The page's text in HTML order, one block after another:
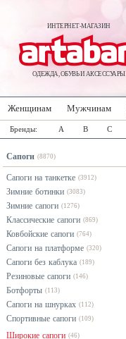
ИНТЕРНЕТ-МАГАЗИН
ОДЕЖДА, ОБУВЬ И АКСЕССУАРЫ
Женщинам Мужчинам
Бренды: A B C
Сапоги (8870)
Сапоги на танкетке (3912)
Зимние ботинки (3083)
Зимние сапоги (1276)
Классические сапоги (869)
Ковбойские сапоги (764)
Сапоги на платформе (320)
Сапоги без каблука (189)
Резиновые сапоги (146)
Ботфорты (113)
Сапоги на шнурках (112)
Спортивные сапоги (109)
Широкие сапоги (46)